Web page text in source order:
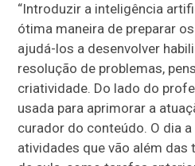
“Introduzir a inteligência
ótima maneira de preparar
ajudá-los a desenvolver
resolução de problemas,
criatividade. Do lado do
usada para aprimorar a
curador do conteúdo. O dia
atividades que vão além